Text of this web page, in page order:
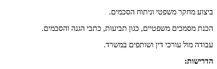
ביצוע מחקר משפטי וניתוח הסכמים.
הכנת מסמכים משפטיים, כגון תביעות, כתבי הגנה והסכמים.
עבודה מול עורכי דין ושותפים במשרד.
הדרישות: